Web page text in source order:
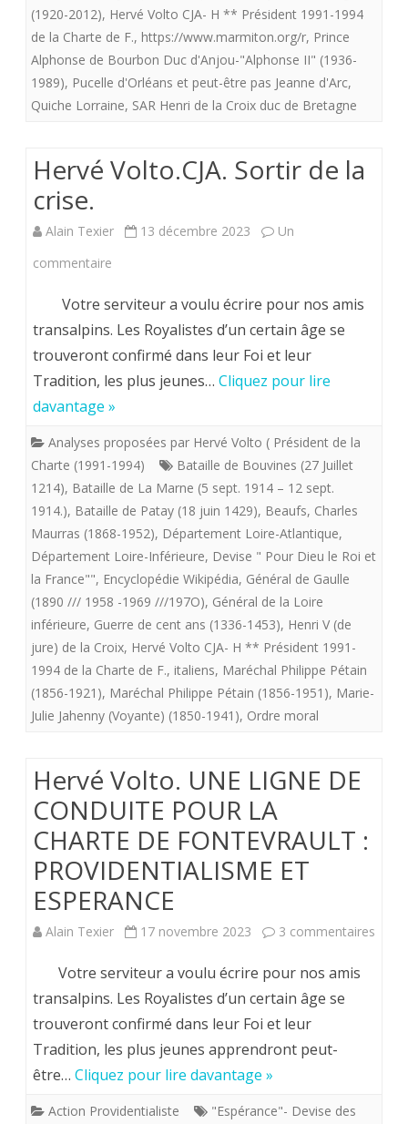
SIECLE
: LES
TROIS
LOIS
LA
(1920-2012), Hervé Volto CJA- H ** Président 1991-1994
de la Charte de F., https://www.marmiton.org/r, Prince
Alphonse de Bourbon Duc d'Anjou-"Alphonse II" (1936-
1989), Pucelle d'Orléans et peut-être pas Jeanne d'Arc,
Quiche Lorraine, SAR Henri de la Croix duc de Bretagne
Hervé Volto.CJA. Sortir de la
crise.
Alain Texier 13 décembre 2023
Un
commentaire
Volto.CJA.
Sortir
de
crise.
Votre serviteur a voulu écrire pour nos amis
transalpins. Les Royalistes d’un certain âge se
trouveront confirmé dans leur Foi et leur
Tradition, les plus jeunes… Cliquez pour lire
davantage »
Analyses proposées par Hervé Volto ( Président de la
Charte (1991-1994)
Bataille de Bouvines (27 Juillet
1214), Bataille de La Marne (5 sept. 1914 – 12 sept.
1914.), Bataille de Patay (18 juin 1429), Beaufs, Charles
Maurras (1868-1952), Département Loire-Atlantique,
Département Loire-Inférieure, Devise " Pour Dieu le Roi et
la France"", Encyclopédie Wikipédia, Général de Gaulle
(1890 /// 1958 -1969 ///197O), Général de la Loire
inférieure, Guerre de cent ans (1336-1453), Henri V (de
jure) de la Croix, Hervé Volto CJA- H ** Président 1991-
1994 de la Charte de F., italiens, Maréchal Philippe Pétain
(1856-1921), Maréchal Philippe Pétain (1856-1951), Marie-
Julie Jahenny (Voyante) (1850-1941), Ordre moral
Hervé Volto. UNE LIGNE DE
CONDUITE POUR LA
CHARTE DE FONTEVRAULT :
PROVIDENTIALISME ET
ESPERANCE
Alain Texier 17 novembre 2023 3 commentaires
Votre serviteur a voulu écrire pour nos amis
transalpins. Les Royalistes d’un certain âge se
trouveront confirmé dans leur Foi et leur
Tradition, les plus jeunes apprendront peut-
être… Cliquez pour lire davantage »
Action Providentialiste
"Espérance"- Devise des